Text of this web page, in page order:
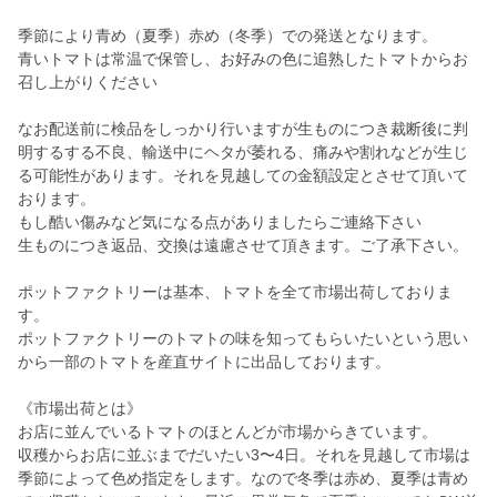
季節により青め（夏季）赤め（冬季）での発送となります。
青いトマトは常温で保管し、お好みの色に追熟したトマトからお
召し上がりください
なお配送前に検品をしっかり行いますが生ものにつき裁断後に判
明するする不良、輸送中にヘタが萎れる、痛みや割れなどが生じ
る可能性があります。それを見越しての金額設定とさせて頂いて
おります。
もし酷い傷みなど気になる点がありましたらご連絡下さい
生ものにつき返品、交換は遠慮させて頂きます。ご了承下さい。
ポットファクトリーは基本、トマトを全て市場出荷しておりま
す。
ポットファクトリーのトマトの味を知ってもらいたいという思い
から一部のトマトを産直サイトに出品しております。
《市場出荷とは》
お店に並んでいるトマトのほとんどが市場からきています。
収穫からお店に並ぶまでだいたい3〜4日。それを見越して市場は
季節によって色め指定をします。なので冬季は赤め、夏季は青め